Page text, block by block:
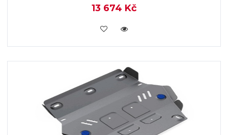
13 674 Kč
KOUPIT